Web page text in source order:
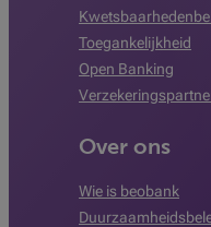
Toegankelijkheid
Open Banking
Over ons
Wie is beobank